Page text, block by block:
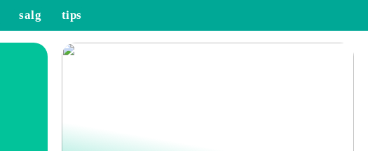
salg tips